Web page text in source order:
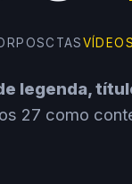
CTAS
legenda,
27 como